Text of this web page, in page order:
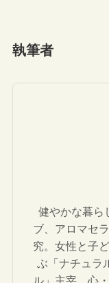
執筆者
健やかな暮ら
ブ、アロマセ
究。女性と子
ぶ「ナチュラ
ル」主宰。心